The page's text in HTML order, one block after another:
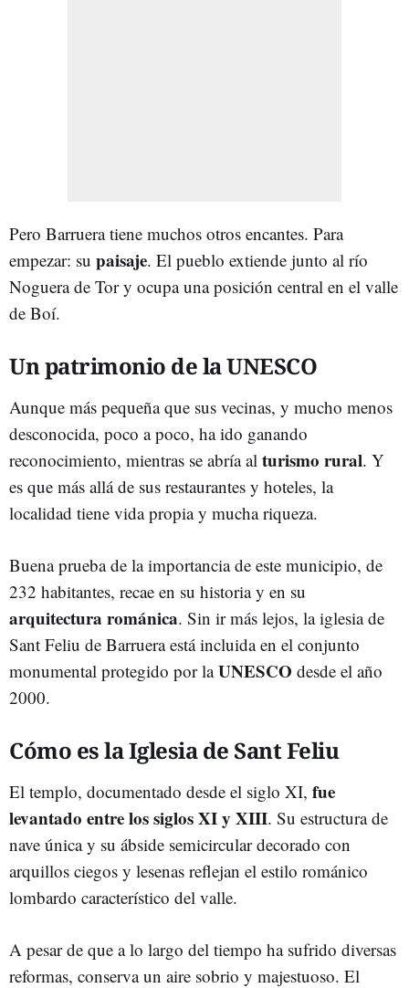
Pero Barruera tiene muchos otros encantes. Para
empezar: su paisaje. El pueblo extiende junto al río
Noguera de Tor y ocupa una posición central en el valle
de Boí.
Un patrimonio de la UNESCO
Aunque más pequeña que sus vecinas, y mucho menos
desconocida, poco a poco, ha ido ganando
reconocimiento, mientras se abría al turismo rural. Y
es que más allá de sus restaurantes y hoteles, la
localidad tiene vida propia y mucha riqueza.
Buena prueba de la importancia de este municipio, de
232 habitantes, recae en su historia y en su
arquitectura románica. Sin ir más lejos, la iglesia de
Sant Feliu de Barruera está incluida en el conjunto
monumental protegido por laUNESCO desde el año
2000.
Cómo es la Iglesia de Sant Feliu
El templo, documentado desde el siglo XI, fue
levantado entre los siglos XI y XIII. Su estructura de
nave única y su ábside semicircular decorado con
arquillos ciegos y lesenas reflejan el estilo románico
lombardo característico del valle.
A pesar de que a lo largo del tiempo ha sufrido diversas
reformas, conserva un aire sobrio y majestuoso. El